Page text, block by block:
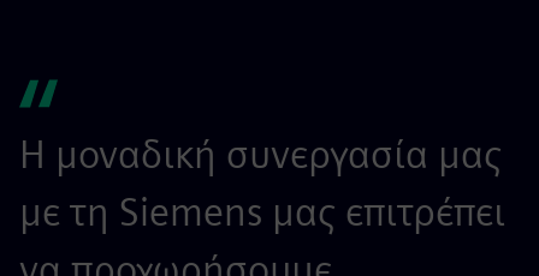
Η μοναδική συνεργασία μας
με τη Siemens μας επιτρέπει